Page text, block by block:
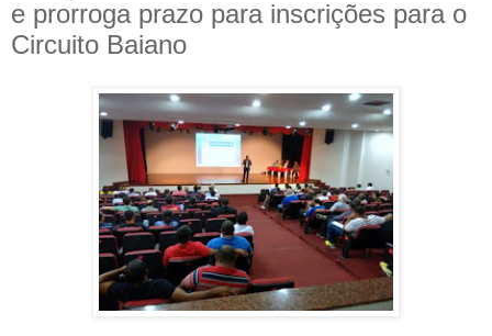
e prorroga prazo para inscrições para o
Circuito Baiano